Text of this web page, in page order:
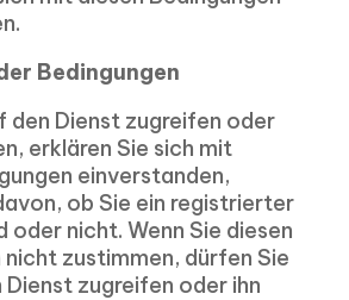
Bedingungen
den Dienst zugreifen oder
erklären Sie sich mit
einverstanden,
ob Sie ein registrierter
oder nicht. Wenn Sie diesen
nicht zustimmen, dürfen Sie
zugreifen oder ihn